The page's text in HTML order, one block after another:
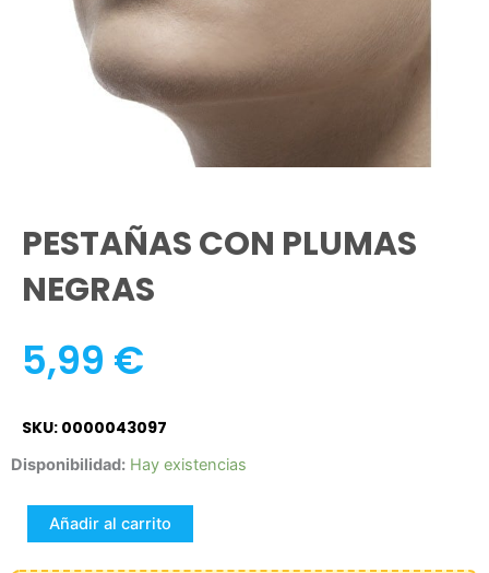
PESTAÑAS CON PLUMAS
NEGRAS
5,99 €
SKU: 0000043097
Disponibilidad: Hay existencias
PESTAÑAS
PLUMAS
NEGRAS
cantidad
Añadir al carrito